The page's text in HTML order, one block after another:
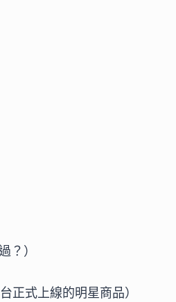
？）
正式上線的明星商品）